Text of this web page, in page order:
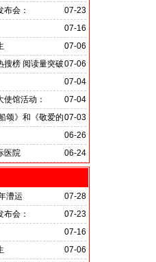
07-23
会：
门安全
07-16
平安
07-06
07-06
搜榜 阅读量突破
07-04
驻华大使馆举办“芒果
07-04
馆活动：
育与培训专题研讨会
07-03
颂》和《敬爱的
06-26
06-24
医院
07-28
漕运
07-23
会：
门安全
07-16
平安
07-06